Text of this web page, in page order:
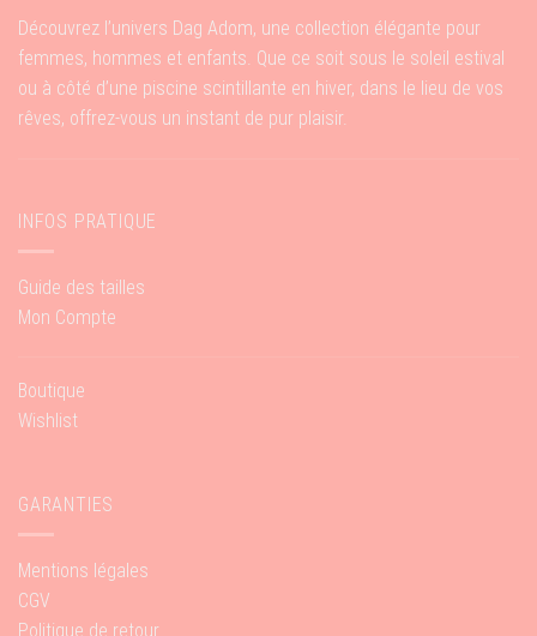
Découvrez l’univers Dag Adom, une collection élégante pour
femmes, hommes et enfants. Que ce soit sous le soleil estival
ou à côté d’une piscine scintillante en hiver, dans le lieu de vos
rêves, offrez-vous un instant de pur plaisir.
INFOS PRATIQUE
Guide des tailles
Mon Compte
Boutique
Wishlist
GARANTIES
Mentions légales
CGV
Politique de retour